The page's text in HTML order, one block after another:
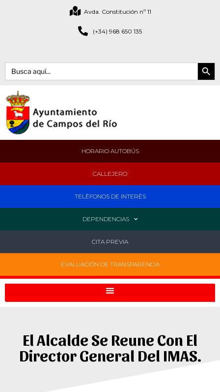
Avda. Constitución nº 11
(+34) 968 650 135
Buscar: Botón de
HORARIO AUTOBÚS
CALLEJERO
TELÉFONOS DE INTERÉS
DEPENDENCIAS
CITA PREVIA
EVALUACIÓN DE TRANSPARENCIA
El Alcalde Se Reune Con El
Director General Del IMAS.